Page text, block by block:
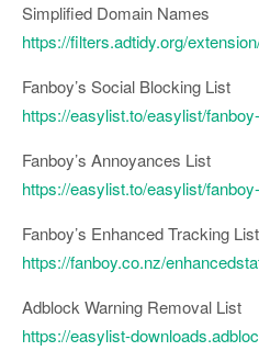
Simplified Domain Names
https://filters.adtidy.org/
Fanboy’s Social Blocking List
https://easylist.to/easylist/
Fanboy’s Annoyances List
https://easylist.to/easylist/
Fanboy’s Enhanced Tracking List
https://fanboy.co.nz/
Adblock Warning Removal List
https://easylist-